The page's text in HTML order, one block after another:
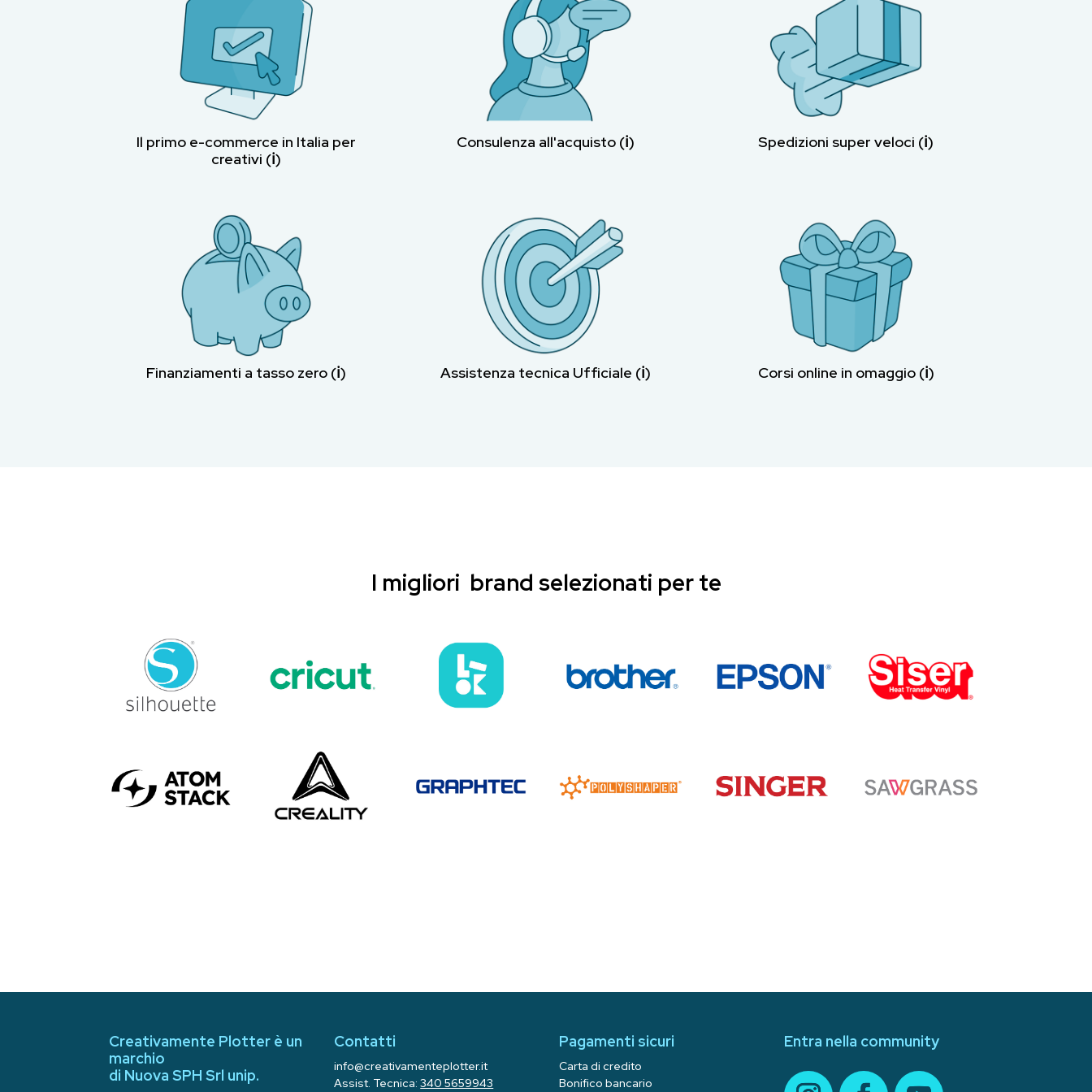
Il primo e-commerce in Italia per
creativi (ℹ︎)
Consulenza all'acquisto (ℹ︎) Spedizioni super veloci (ℹ︎)
Finanziamenti a tasso zero (ℹ︎) Assistenza tecnica Ufficiale (ℹ︎) Corsi online in omaggio (ℹ︎)
I migliori brand selezionati per te
Creativamente Plotter è un
marchio
di Nuova SPH Srl unip.
Contatti
info@creativamenteplotter.it
Assist. Tecnica:340 5659943
Pagamenti sicuri
Carta di credito
Bonifico bancario
Entra nella community